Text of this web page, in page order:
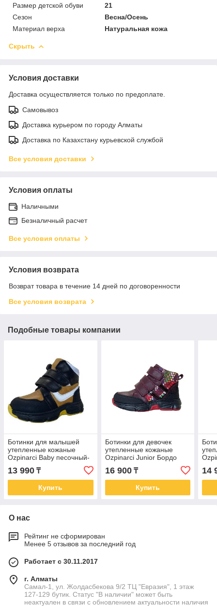
Размер детской обуви
21
Сезон
Весна/Осень
Материал верха
Натуральная кожа
Скрыть
Условия доставки
Доставка осуществляется только по предоплате.
Самовывоз
Доставка курьером по городу Алматы
Доставка по Казахстану курьевской службой
Все условия доставки
Условия оплаты
Наличными
Безналичный расчет
Все условия оплаты
Условия возврата
Возврат товара в течение 14 дней по договоренности
Все условия возврата
Подобные товары компании
Ботинки для малышей
утепленные кожаные
Ozpinarci Baby песочный-
черный размер 21-26
13 990 ₸
Купить
Ботинки для девочек
утепленные кожаные
Ozpinarci Junior Бордо
размер 26-30
16 900₸
Купить
14
О нас
Рейтинг не сформирован
Менее 5 отзывов за последний год
Работает с 30.11.2017
г. Алматы
Самал-1, ул. Жолдасбекова 9/2 ТЦ "Евразия", 1 этаж
127-129 бутик. Статус "В наличии" может быть
неактуален в связи с обновлением актуальности наличия